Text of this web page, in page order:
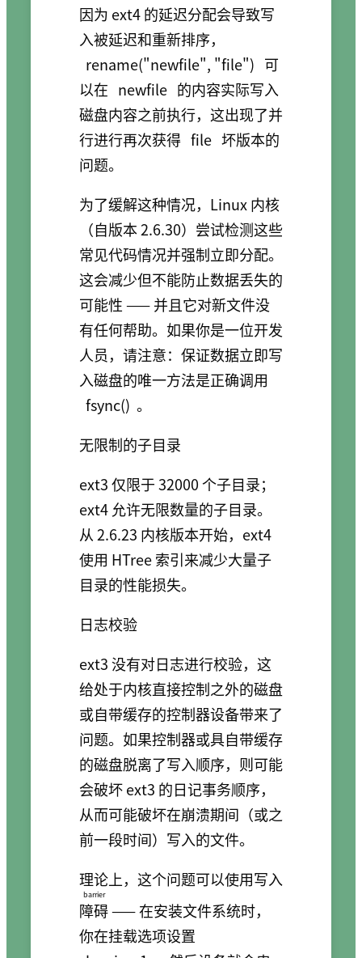
因为 ext4 的延迟分配会导致写
入被延迟和重新排序，
rename("newfile", "file") 可
以在 newfile 的内容实际写入
磁盘内容之前执行，这出现了并
行进行再次获得 file 坏版本的
问题。
为了缓解这种情况，Linux 内核
（自版本 2.6.30）尝试检测这些
常见代码情况并强制立即分配。
这会减少但不能防止数据丢失的
可能性 —— 并且它对新文件没
有任何帮助。如果你是一位开发
人员，请注意：保证数据立即写
入磁盘的唯一方法是正确调用
fsync() 。
无限制的子目录
ext3 仅限于 32000 个子目录；
ext4 允许无限数量的子目录。
从 2.6.23 内核版本开始，ext4
使用 HTree 索引来减少大量子
目录的性能损失。
日志校验
ext3 没有对日志进行校验，这
给处于内核直接控制之外的磁盘
或自带缓存的控制器设备带来了
问题。如果控制器或具自带缓存
的磁盘脱离了写入顺序，则可能
会破坏 ext3 的日记事务顺序，
从而可能破坏在崩溃期间（或之
前一段时间）写入的文件。
理论上，这个问题可以使用写入
障碍
barrier
—— 在安装文件系统时，
你在挂载选项设置